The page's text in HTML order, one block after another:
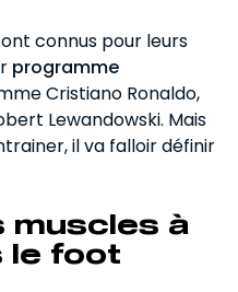
connus pour leurs
programme
Cristiano Ronaldo,
Lewandowski. Mais
il va falloir définir
muscles à
le foot